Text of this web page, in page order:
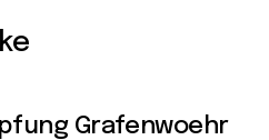
Grafenwoehr